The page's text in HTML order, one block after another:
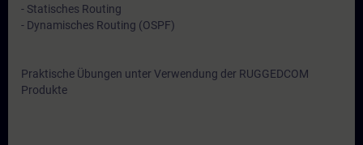
- Statisches Routing
- Dynamisches Routing (OSPF)
Praktische Übungen unter Verwendung der RUGGEDCOM
Produkte